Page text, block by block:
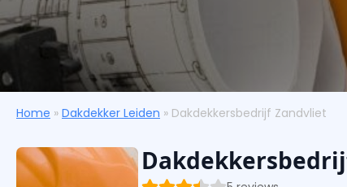
Home » Dakdekker Leiden » Dakdekkersbedrijf Zandvliet